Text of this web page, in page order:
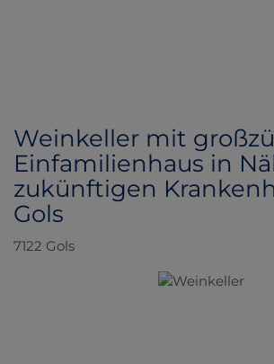
Weinkeller mit
Einfamilienhaus in
zukünftigen
Gols
7122 Gols